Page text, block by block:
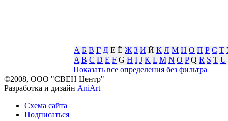
А Б В Г Д Е Ё Ж З И Й К Л М Н О П Р С Т
A B C D E F G H I J K L M N O PQ R S T U
Показать все определения без фильтра
©2008, ООО "СВЕН Центр"
Разработка и дизайн AniArt
Схема сайта
Подписаться